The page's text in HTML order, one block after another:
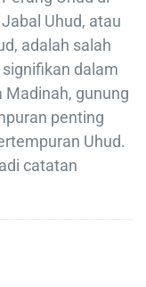
Uhud, atau
adalah salah
dalam
Madinah, gunung
penting
Uhud.
catatan